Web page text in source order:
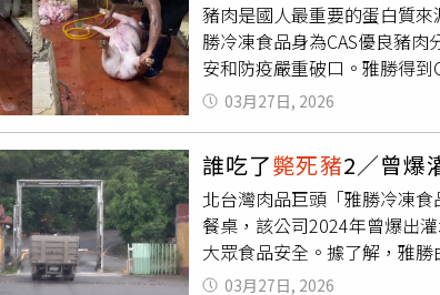
豬肉是國人最重要的蛋白質
勝冷凍食品身為CAS優良豬
安和防疫嚴重破口。雅勝得
逕庭。（圖／翻攝雅勝優選
爆出灌水牛案後，於2025年
證，其產品品質多年來得到
時，再進入零下2度的預冷室
說法卻與實際過程大相逕庭
影片中的屠體並非唯一「受
所拍攝，該場聘用的外籍移
區，原本應嚴格把關的屠宰
03月27日, 2026
誰吃了斃死豬2／曾爆
北台灣肉品巨頭「雅勝冷凍
餐桌，該公司2024年曾爆出
大眾食品安全。據了解，雅
疫爆發後轉型經營內銷市場
03月27日, 2026